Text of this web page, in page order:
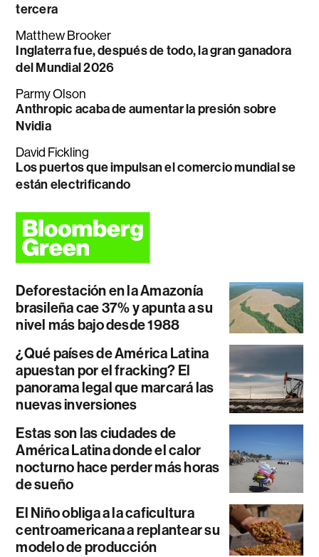
tercera
Matthew Brooker
Inglaterra fue, después de todo, la gran ganadora
del Mundial 2026
Parmy Olson
Anthropic acaba de aumentar la presión sobre
Nvidia
David Fickling
Los puertos que impulsan el comercio mundial se
están electrificando
Deforestación en la Amazonía
brasileña cae 37% y apunta a su
nivel más bajo desde 1988
¿Qué países de América Latina
apuestan por el fracking? El
panorama legal que marcará las
nuevas inversiones
Estas son las ciudades de
América Latina donde el calor
nocturno hace perder más horas
de sueño
El Niño obliga a la caficultura
centroamericana a replantear su
modelo de producción